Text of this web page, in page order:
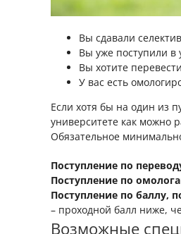
Вы сдавали
Вы уже поступили в
Вы хотите
У вас есть
Если хотя бы на один из
университете как можно
Обязательное
Поступление по
Поступление по
Поступление по баллу,
– проходной балл ниже,
Возможные